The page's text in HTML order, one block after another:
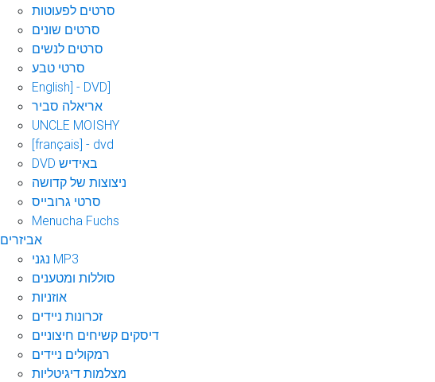
סרטים לפעוטות
סרטים שונים
סרטים לנשים
סרטי טבע
English] - DVD]
אריאלה סביר
UNCLE MOISHY
[français] - dvd
DVD באידיש
ניצוצות של קדושה
סרטי גרובייס
Menucha Fuchs
אביזרים
נגני MP3
סוללות ומטענים
אוזניות
זכרונות ניידים
דיסקים קשיחים חיצוניים
רמקולים ניידים
מצלמות דיגיטליות